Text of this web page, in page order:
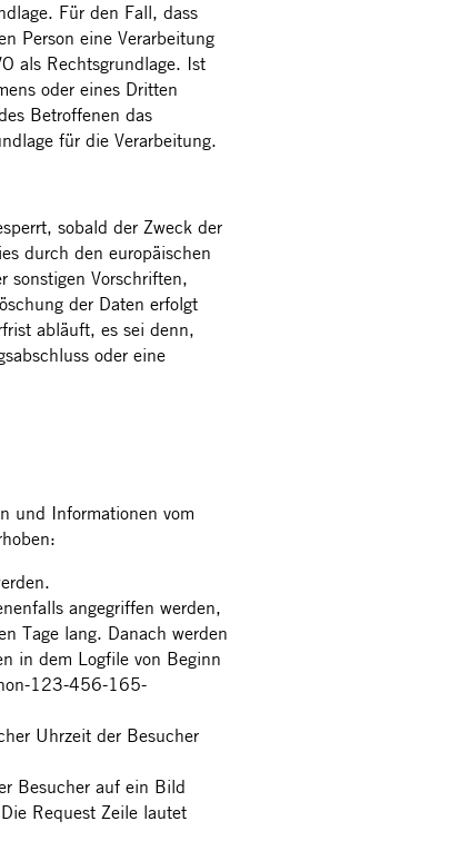
Für den Fall, dass
Person eine Verarbeitung
als Rechtsgrundlage. Ist
oder eines Dritten
Betroffenen das
für die Verarbeitung.
sobald der Zweck der
durch den europäischen
sonstigen Vorschriften,
der Daten erfolgt
abläuft, es sei denn,
oder eine
und Informationen vom
angegriffen werden,
Tage lang. Danach werden
in dem Logfile von Beginn
123-456-165-
Uhrzeit der Besucher
Besucher auf ein Bild
Request Zeile lautet